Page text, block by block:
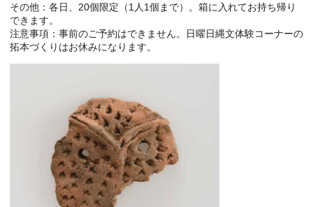
その他：各日、20個限定（1人1個まで）。箱に入れてお持ち帰り
できます。
注意事項：事前のご予約はできません。日曜日縄文体験コーナーの
拓本づくりはお休みになります。